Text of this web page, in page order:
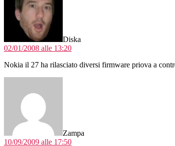
Diska
02/01/2008 alle 13:20
Nokia il 27 ha rilasciato diversi firmware priova a
Zampa
10/09/2009 alle 17:50